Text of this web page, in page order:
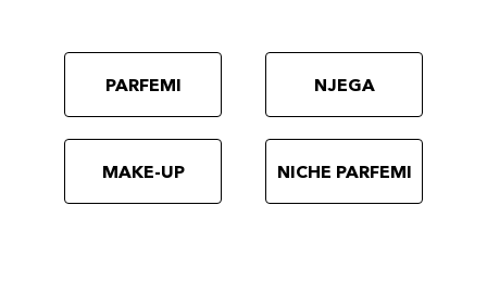
PARFEMI NJEGA
MAKE-UP NICHE PARFEMI